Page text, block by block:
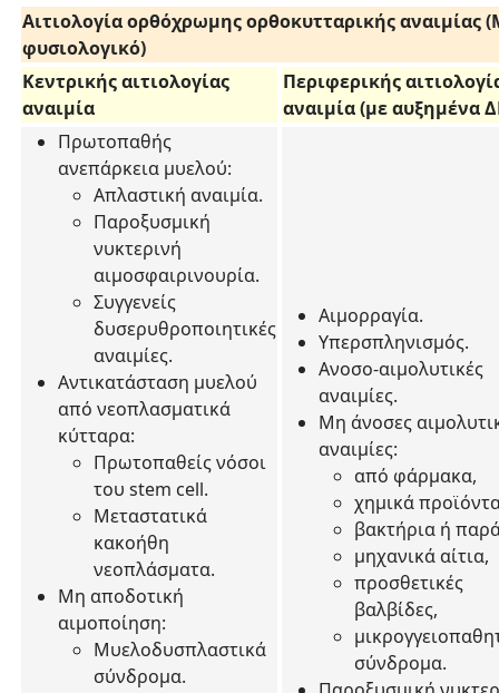
Αιτιολογία ορθόχρωμης ορθοκυτταρικής αναιμίας (
φυσιολογικό)
Κεντρικής αιτιολογίας
αναιμία
Περιφερικής
αναιμία (με αυξημένα
Πρωτοπαθής
ανεπάρκεια μυελού:
Απλαστική αναιμία.
Παροξυσμική
νυκτερινή
αιμοσφαιρινουρία.
Συγγενείς
δυσερυθροποιητικές
αναιμίες.
Αντικατάσταση μυελού
από νεοπλασματικά
κύτταρα:
Πρωτοπαθείς νόσοι
του stem cell.
Μεταστατικά
κακοήθη
νεοπλάσματα.
Μη αποδοτική
αιμοποίηση:
Μυελοδυσπλαστικά
σύνδρομα.
Αιμορραγία.
Υπερσπληνισμός.
Ανοσο-αιμολυτικές
αναιμίες.
Μη άνοσες
αναιμίες:
από φάρμακα,
χημικά
βακτήρια ή
μηχανικά αίτια,
προσθετικές
βαλβίδες,
σύνδρομα.